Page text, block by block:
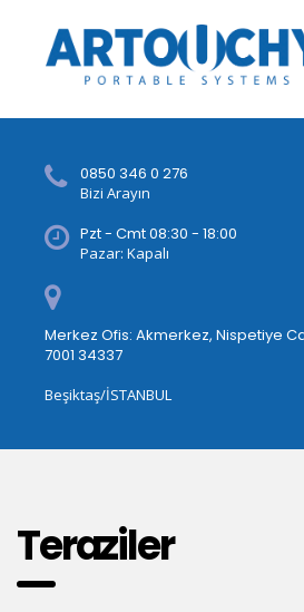
0850 346 0 276
Bizi Arayın
Pzt - Cmt 08:30 - 18:00
Pazar: Kapalı
Merkez Ofis: Akmerkez, Nispetiye
7001 34337
Beşiktaş/İSTANBUL
Teraziler